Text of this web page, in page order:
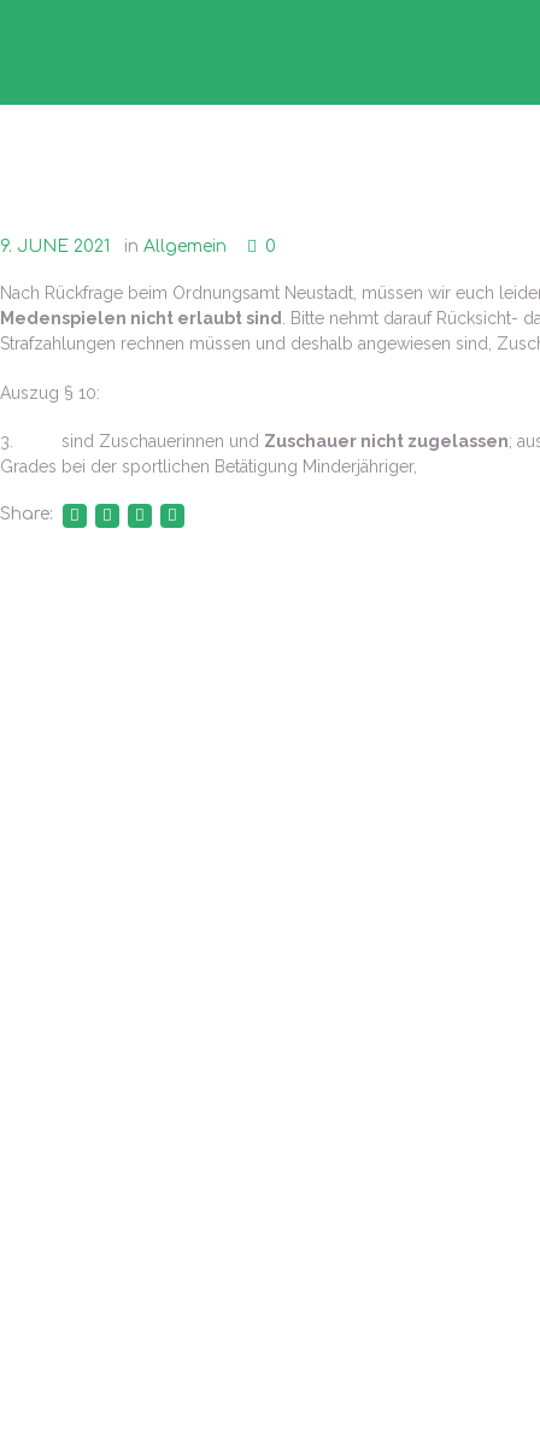
9. JUNE 2021 inAllgemein 0
Nach Rückfrage beim Ordnungsamt Neustadt, müssen wir euch
Medenspielen nicht erlaubt sind
. Bitte nehmt darauf Rücksicht-
Strafzahlungen rechnen müssen und deshalb angewiesen sind,
Auszug § 10:
3. sind Zuschauerinnen und Zuschauer nicht zugelassen;
Grades bei der sportlichen Betätigung Minderjähriger,
Share: